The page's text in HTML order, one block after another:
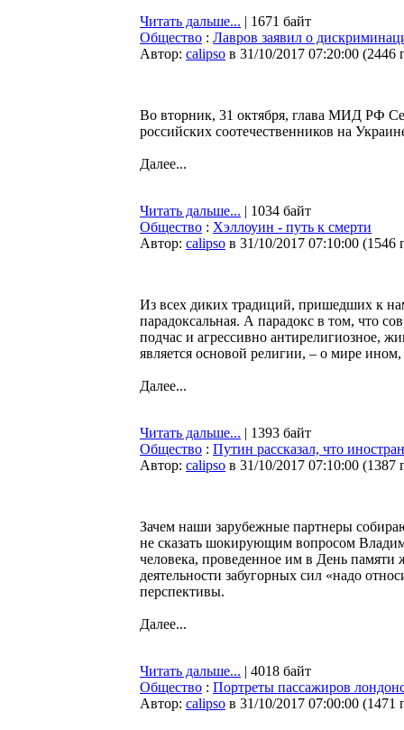
Читать дальше... | 1671 байт
Общество : Лавров заявил о
Автор: calipso в 31/10/2017 07:20:00 (2446
Во вторник, 31 октября, глава МИД РФ
российских соотечественников на
Далее...
Читать дальше... | 1034 байт
Общество : Хэллоуин - путь к смерти
Автор: calipso в 31/10/2017 07:10:00 (1546
Из всех диких традиций, пришедших к
парадоксальная. А парадокс в том, что
подчас и агрессивно антирелигиозное,
является основой религии, – о мире
Далее...
Читать дальше... | 1393 байт
Общество : Путин рассказал, что
Автор: calipso в 31/10/2017 07:10:00 (1387
Зачем наши зарубежные партнеры
не сказать шокирующим вопросом
человека, проведенное им в День
деятельности забугорных сил «надо
перспективы.
Далее...
Читать дальше... | 4018 байт
Общество : Портреты пассажиров
Автор: calipso в 31/10/2017 07:00:00 (1471